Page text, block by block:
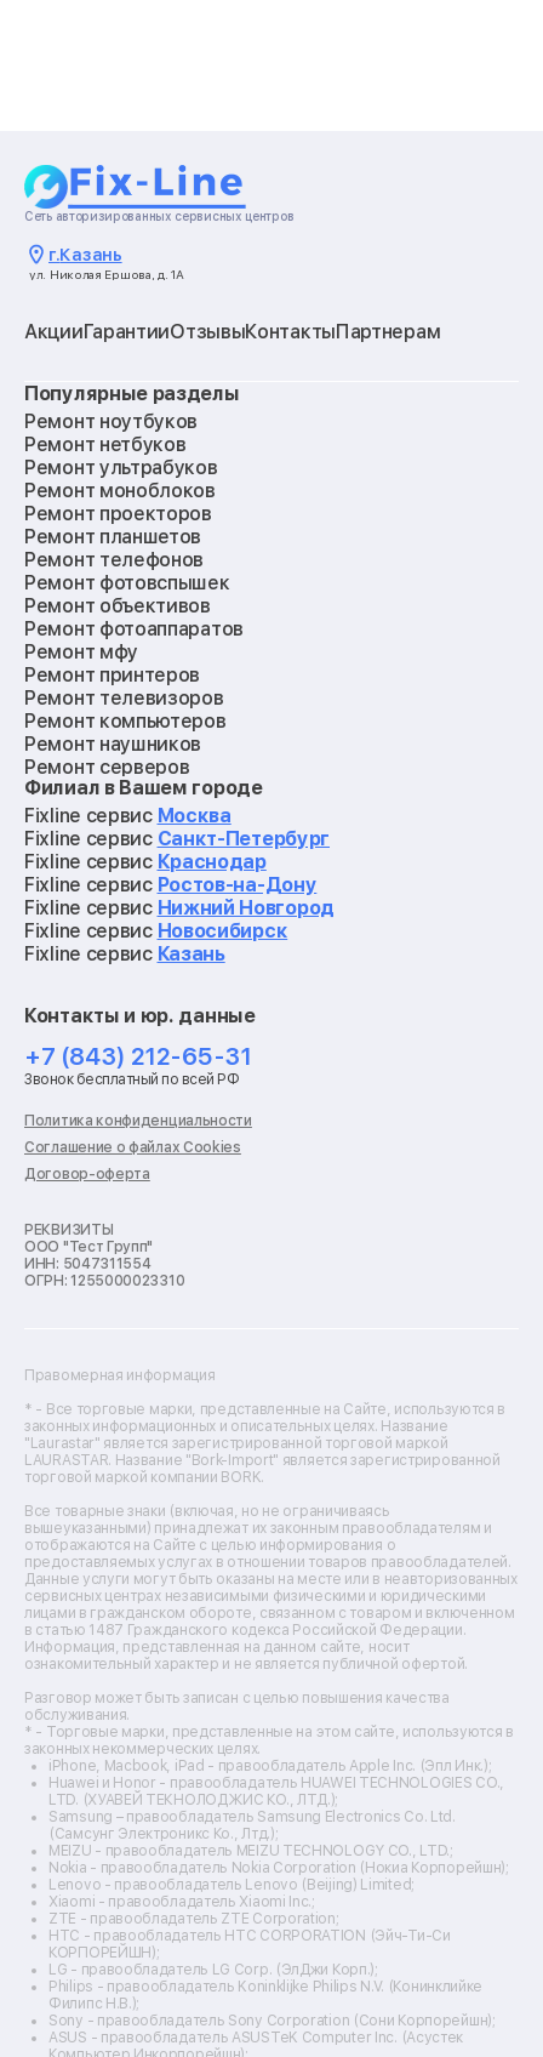
Сеть авторизированных сервисных центров
г.Казань
ул. Николая Ершова, д. 1А
АкцииГарантииОтзывыКонтактыПартнерам
Популярные разделы
Ремонт ноутбуков
Ремонт нетбуков
Ремонт ультрабуков
Ремонт моноблоков
Ремонт проекторов
Ремонт планшетов
Ремонт телефонов
Ремонт фотовспышек
Ремонт объективов
Ремонт фотоаппаратов
Ремонт мфу
Ремонт принтеров
Ремонт телевизоров
Ремонт компьютеров
Ремонт наушников
Ремонт серверов
Ремонт мониторов
Ремонт квадрокоптеров
Ремонт электросамокатов
Ремонт материнских плат
Ремонт видеокарт
Ремонт кофемашин
Ремонт vr систем
Ремонт игровых приставок
Ремонт роботов-пылесосов
Ремонт холодильников
Ремонт стиральных машин
Ремонт пылесосов
Ремонт варочных панелей
Ремонт духовых шкафов
Ремонт кондиционеров
Ремонт кухонных комбайнов
Ремонт морозильных камер
Ремонт отпаривателей
Ремонт плоттеров
Ремонт фенов
Ремонт цифровых биноклей
Ремонт тепловизоров
Ремонт массажных кресел
Ремонт водонагревателей
Ремонт вытяжек
Ремонт источников бесперебойного питания
Ремонт пароварок
Ремонт микшерных пультов
Ремонт dj-пультов
Ремонт кухонных плит
Ремонт стедикамов
Ремонт оптических прицелов
Ремонт электровелосипедов
Ремонт видеокамер
Ремонт эхолотов
Ремонт 3d-принтеров
Ремонт прицелов ночного видения
Ремонт винных шкафов
Ремонт выпрямителей
Ремонт сушилок для рук
Ремонт дальномеров
Ремонт снегоуборщиков
Филиал в Вашем городе
Fixline сервис Москва
Fixline сервис Санкт-Петербург
Fixline сервис Краснодар
Fixline сервис Ростов-на-Дону
Fixline сервис Нижний Новгород
Fixline сервис Новосибирск
Fixline сервис Казань
Контакты и юр. данные
+7 (843) 212-65-31
Звонок бесплатный по всей РФ
Политика конфиденциальности
Соглашение о файлах Cookies
Договор-оферта
РЕКВИЗИТЫ
ООО "Тест Групп"
ИНН: 5047311554
ОГРН: 1255000023310
Правомерная информация
* - Все торговые марки, представленные на Сайте, используются в
законных информационных и описательных целях. Название
"Laurastar" является зарегистрированной торговой маркой
LAURASTAR. Название "Bork-Import" является зарегистрированной
торговой маркой компании BORK.
Все товарные знаки (включая, но не ограничиваясь
вышеуказанными) принадлежат их законным правообладателям и
отображаются на Сайте с целью информирования о
предоставляемых услугах в отношении товаров правообладателей.
Данные услуги могут быть оказаны на месте или в неавторизованных
сервисных центрах независимыми физическими и юридическими
лицами в гражданском обороте, связанном с товаром и включенном
в статью 1487 Гражданского кодекса Российской Федерации.
Информация, представленная на данном сайте, носит
ознакомительный характер и не является публичной офертой.
Разговор может быть записан с целью повышения качества
обслуживания.
* - Торговые марки, представленные на этом сайте, используются в
законных некоммерческих целях.
iPhone, Macbook, iPad - правообладатель Apple Inc. (Эпл Инк.);
Huawei и Honor - правообладатель HUAWEI TECHNOLOGIES CO.,
LTD. (ХУАВЕЙ ТЕКНОЛОДЖИС КО., ЛТД.);
Samsung – правообладатель Samsung Electronics Co. Ltd.
(Самсунг Электроникс Ко., Лтд.);
MEIZU - правообладатель MEIZU TECHNOLOGY CO., LTD.;
Nokia - правообладатель Nokia Corporation (Нокиа Корпорейшн);
Lenovo - правообладатель Lenovo (Beijing) Limited;
Xiaomi - правообладатель Xiaomi Inc.;
ZTE - правообладатель ZTE Corporation;
HTC - правообладатель HTC CORPORATION (Эйч-Ти-Си
КОРПОРЕЙШН);
LG - правообладатель LG Corp. (ЭлДжи Корп.);
Philips - правообладатель Koninklijke Philips N.V. (Конинклийке
Филипс Н.В.);
Sony - правообладатель Sony Corporation (Сони Корпорейшн);
ASUS - правообладатель ASUSTeK Computer Inc. (Асустек